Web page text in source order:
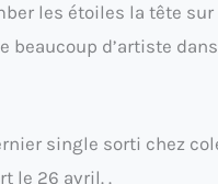
les étoiles la tête
beaucoup d’artiste
single sorti chez
le 26 avril. .